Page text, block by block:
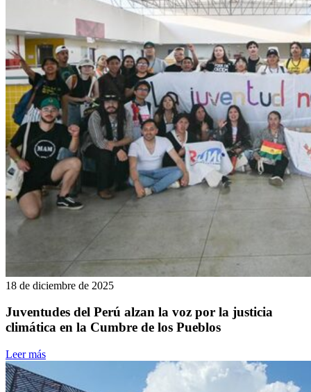
18 de diciembre de 2025
Juventudes del Perú alzan la voz por la justicia
climática en la Cumbre de los Pueblos
Leer más